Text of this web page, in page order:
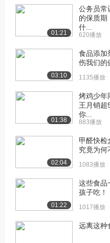
[12] 何雄奎：一个梨子
批“好苗子”
批“好苗子”
质产区，水果为什...
[15] 姚军：万蕊千花蜂为
媒
[16] 朱增勇：站在风口的
猪真的会飞！
6212播放
01:21
公务员常
的保质期
什...
620播放
03:10
食品添加
伤我们的
1135播放
01:38
烤鸡少年
王月销超
你...
883播放
02:04
甲醛快检
究竟为何
1083播放
01:22
这些食品
孩子吃！
1017播放
远离这种